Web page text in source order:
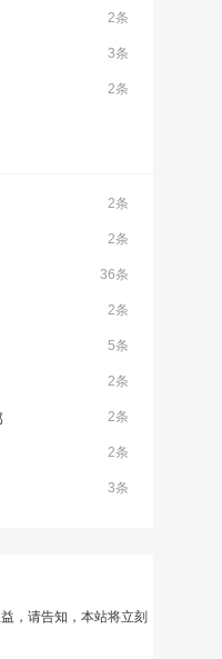
2条
3条
2条
2条
2条
36条
2条
5条
2条
2条
2条
3条
，请告知，本站将立刻